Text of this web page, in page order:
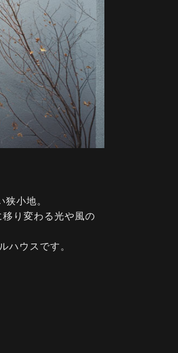
小地。
り変わる光や風の
ハウスです。